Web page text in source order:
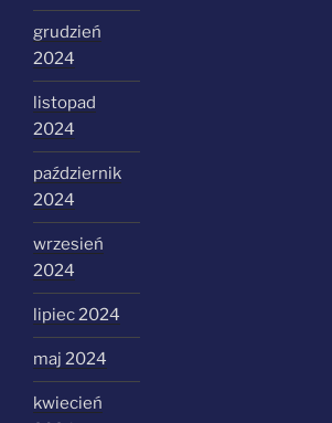
grudzień
2024
listopad
2024
październik
2024
wrzesień
2024
lipiec 2024
maj 2024
kwiecień